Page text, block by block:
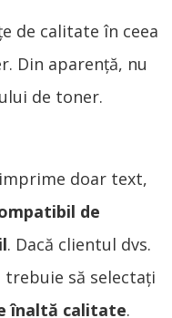
de calitate în ceea
Din aparenţă, nu
de toner.
doar text,
de
. Dacă clientul dvs.
să selectați
înaltă calitate.